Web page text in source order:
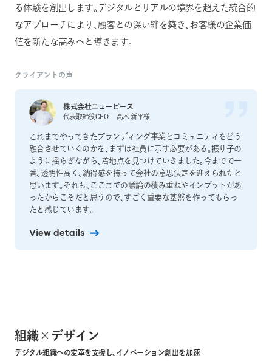
る体験を創出します。デジタルとリアルの境界を超えた統合的
なアプローチにより、顧客との深い絆を築き、お客様の企業価
値を新たな高みへと導きます。
クライアントの声
株式会社ニューピース
代表取締役CEO 高木 新平様
これまでやってきたブランディング事業とコミュニティをどう
融合させていくのかを、まずは社員に示す必要がある。振り子の
ように揺らぎながら、着地点を見つけていきました。今までで一
番、透明性高く、納得感を持って会社の意思決定を迎えられたと
思います。それも、ここまでの議論の積み重ねやインプットがあ
ったからこそだと思うので、すごく重要な基盤を作ってもらっ
たと感じています。
View details
組織×デザイン
デジタル組織への変革を支援し、イノベーション創出を加速